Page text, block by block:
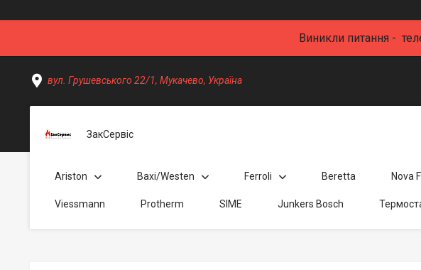
Виникли питання -
вул. Грушевського 22/1, Мукачево, Україна
ЗакСервіс
Ariston Baxi/Westen Ferroli Beretta Nova
Viessmann Protherm SIME Junkers Bosch